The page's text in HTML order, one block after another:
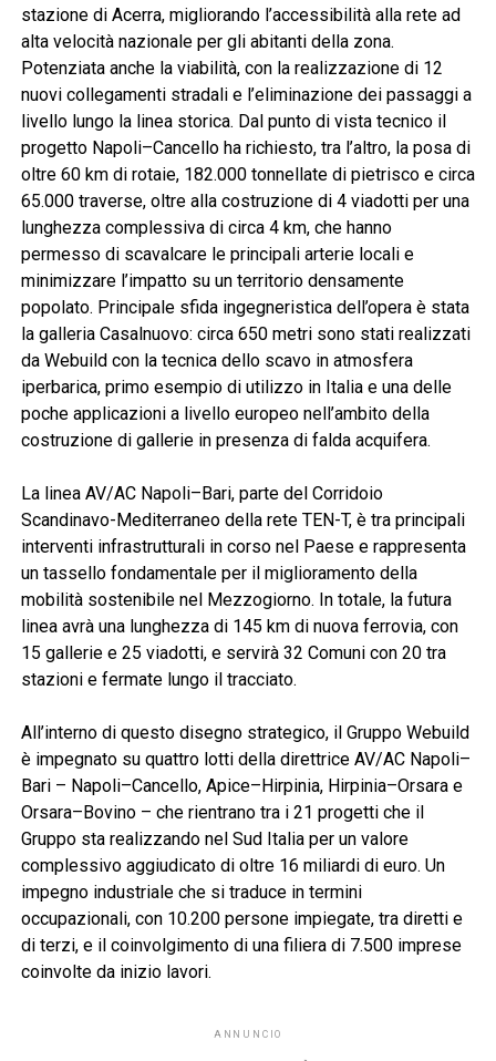
stazione di Acerra, migliorando l’accessibilità alla rete ad
alta velocità nazionale per gli abitanti della zona.
Potenziata anche la viabilità, con la realizzazione di 12
nuovi collegamenti stradali e l’eliminazione dei passaggi a
livello lungo la linea storica. Dal punto di vista tecnico il
progetto Napoli–Cancello ha richiesto, tra l’altro, la posa di
oltre 60 km di rotaie, 182.000 tonnellate di pietrisco e circa
65.000 traverse, oltre alla costruzione di 4 viadotti per una
lunghezza complessiva di circa 4 km, che hanno
permesso di scavalcare le principali arterie locali e
minimizzare l’impatto su un territorio densamente
popolato. Principale sfida ingegneristica dell’opera è stata
la galleria Casalnuovo: circa 650 metri sono stati realizzati
da Webuild con la tecnica dello scavo in atmosfera
iperbarica, primo esempio di utilizzo in Italia e una delle
poche applicazioni a livello europeo nell’ambito della
costruzione di gallerie in presenza di falda acquifera.
La linea AV/AC Napoli–Bari, parte del Corridoio
Scandinavo-Mediterraneo della rete TEN-T, è tra principali
interventi infrastrutturali in corso nel Paese e rappresenta
un tassello fondamentale per il miglioramento della
mobilità sostenibile nel Mezzogiorno. In totale, la futura
linea avrà una lunghezza di 145 km di nuova ferrovia, con
15 gallerie e 25 viadotti, e servirà 32 Comuni con 20 tra
stazioni e fermate lungo il tracciato.
All’interno di questo disegno strategico, il Gruppo Webuild
è impegnato su quattro lotti della direttrice AV/AC Napoli–
Bari – Napoli–Cancello, Apice–Hirpinia, Hirpinia–Orsara e
Orsara–Bovino – che rientrano tra i 21 progetti che il
Gruppo sta realizzando nel Sud Italia per un valore
complessivo aggiudicato di oltre 16 miliardi di euro. Un
impegno industriale che si traduce in termini
occupazionali, con 10.200 persone impiegate, tra diretti e
di terzi, e il coinvolgimento di una filiera di 7.500 imprese
coinvolte da inizio lavori.
ANNUNCIO